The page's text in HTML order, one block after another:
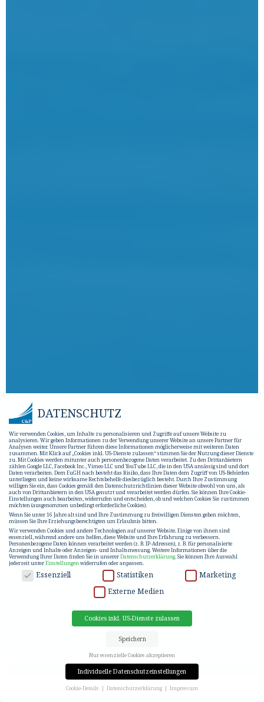
DATENSCHUTZ
Wir verwenden Cookies, um Inhalte zu personalisieren und Zugriffe auf unsere Website zu
analysieren. Wir geben Informationen zu der Verwendung unserer Website an unsere Partner für
Analysen weiter. Unsere Partner führen diese Informationen möglicherweise mit weiteren Daten
zusammen. Mit Klick auf „Cookies inkl. US-Dienste zulassen“ stimmen Sie der Nutzung dieser Dienste
zu. Mit Cookies werden mitunter auch personenbezogene Daten verarbeitet. Zu den Drittanbietern
zählen Google LLC, Facebook Inc., Vimeo LLC und YouTube LLC, die in den USA ansässig sind und dort
Daten verarbeiten. Dem EuGH nach besteht das Risiko, dass Ihre Daten dem Zugriff von US-Behörden
unterliegen und keine wirksame Rechtsbehelfe diesbezüglich besteht. Durch Ihre Zustimmung
willigen Sie ein, dass Cookies gemäß den Datenschutzrichtlinien dieser Website obwohl von uns, als
auch von Drittanbietern in den USA genutzt und verarbeitet werden dürfen. Sie können Ihre Cookie-
Einstellungen auch bearbeiten, widerrufen und entscheiden, ob und welchen Cookies Sie zustimmen
möchten (ausgenommen unbedingt erforderliche Cookies).
Wenn Sie unter 16 Jahre alt sind und Ihre Zustimmung zu freiwilligen Diensten geben möchten,
müssen Sie Ihre Erziehungsberechtigten um Erlaubnis bitten.
Wir verwenden Cookies und andere Technologien auf unserer Website. Einige von ihnen sind
essenziell, während andere uns helfen, diese Website und Ihre Erfahrung zu verbessern.
Personenbezogene Daten können verarbeitet werden (z. B. IP-Adressen), z. B. für personalisierte
Anzeigen und Inhalte oder Anzeigen- und Inhaltsmessung.Weitere Informationen über die
Verwendung Ihrer Daten finden Sie in unsererDatenschutzerklärung.Sie können Ihre Auswahl
jederzeit unterEinstellungenwiderrufen oder anpassen.
DATENSCHUTZ
Essenziell Statistiken
Marketing
Externe Medien
Cookies inkl. US-Dienste zulassen
Speichern
Nur essenzielle Cookies akzeptieren
Individuelle Datenschutzeinstellungen
Cookie-Details Datenschutzerklärung Impressum